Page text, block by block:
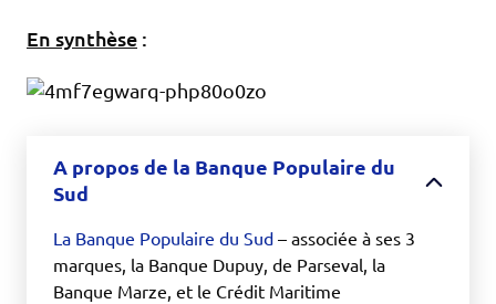
En synthèse :
A propos de la Banque Populaire du
Sud
La Banque Populaire du Sud – associée à ses 3
marques, la Banque Dupuy, de Parseval, la
Banque Marze, et le Crédit Maritime